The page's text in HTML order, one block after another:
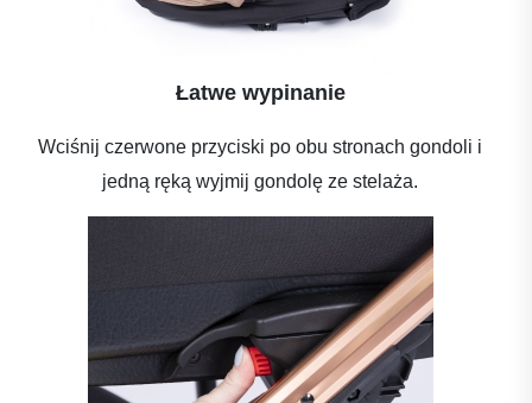
Łatwe wypinanie
Wciśnij czerwone przyciski po obu stronach gondoli i
jedną ręką wyjmij gondolę ze stelaża.